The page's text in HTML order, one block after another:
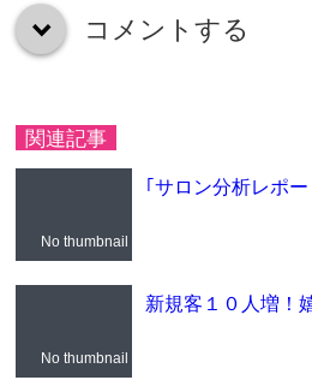
down コメントする
関連記事
No thumbnail
｢サロン分析レポ
No thumbnail
新規客１０人増！